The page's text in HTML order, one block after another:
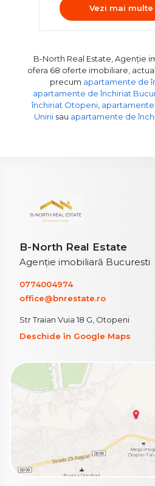
Vezi mai
B-North Real Estate, Agenție
ofera 68 oferte imobiliare,
precum apartamente de
apartamente de închiriat
închiriat Otopeni, apartamente
Unirii sau apartamente de
B-North Real Estate
Agenție imobiliară Bucuresti
0774004974
office@bnrestate.ro
Str Traian Vuia 18 G, Otopeni
Deschide în Google Maps